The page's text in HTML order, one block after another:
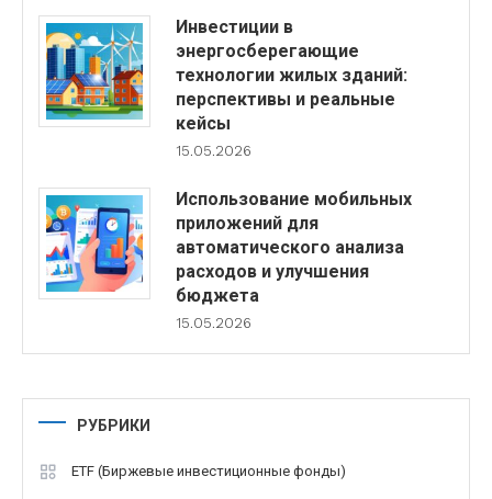
Инвестиции в
энергосберегающие
технологии жилых зданий:
перспективы и реальные
кейсы
15.05.2026
Использование мобильных
приложений для
автоматического анализа
расходов и улучшения
бюджета
15.05.2026
РУБРИКИ
ETF (Биржевые инвестиционные фонды)